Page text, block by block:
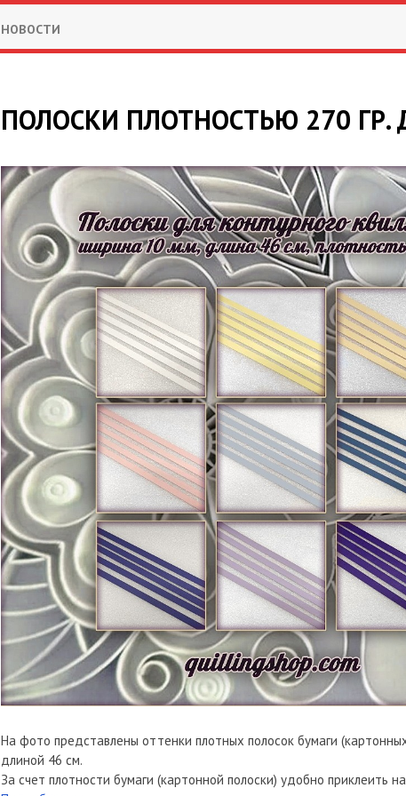
НОВОСТИ
​ПОЛОСКИ ПЛОТНОСТЬЮ 270
На фото представлены оттенки плотных полосок бумаги
длиной 46 см.
За счет плотности бумаги (картонной полоски) удобно приклеить